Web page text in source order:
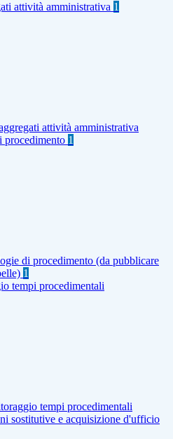
attività amministrativa 1
attività amministrativa
procedimento 1
di procedimento (da pubblicare
1
tempi procedimentali
tempi procedimentali
sostitutive e acquisizione d'ufficio